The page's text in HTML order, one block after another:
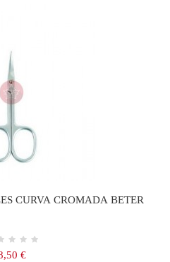
CURVA CROMADA BETER
€